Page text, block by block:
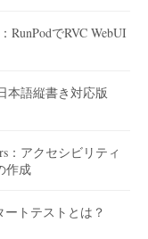
RunPodでRVC WebUI
本語縦書き対応版
：アクセシビリティ
作成
ートテストとは？